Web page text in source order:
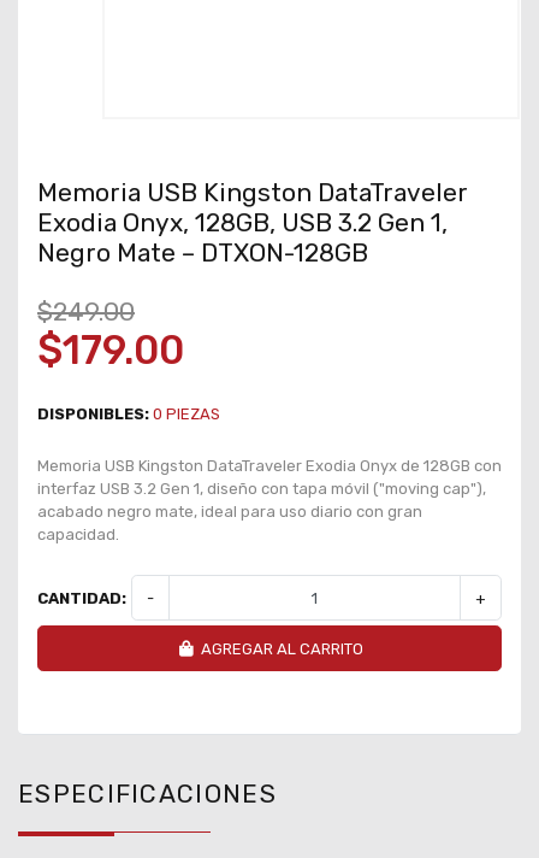
Memoria USB Kingston DataTraveler
Exodia Onyx, 128GB, USB 3.2 Gen 1,
Negro Mate – DTXON-128GB
$249.00
$179.00
DISPONIBLES: 0 PIEZAS
Memoria USB Kingston DataTraveler Exodia Onyx de 128GB con
interfaz USB 3.2 Gen 1, diseño con tapa móvil ("moving cap"),
acabado negro mate, ideal para uso diario con gran
capacidad.
CANTIDAD: - +
AGREGAR AL CARRITO
ESPECIFICACIONES